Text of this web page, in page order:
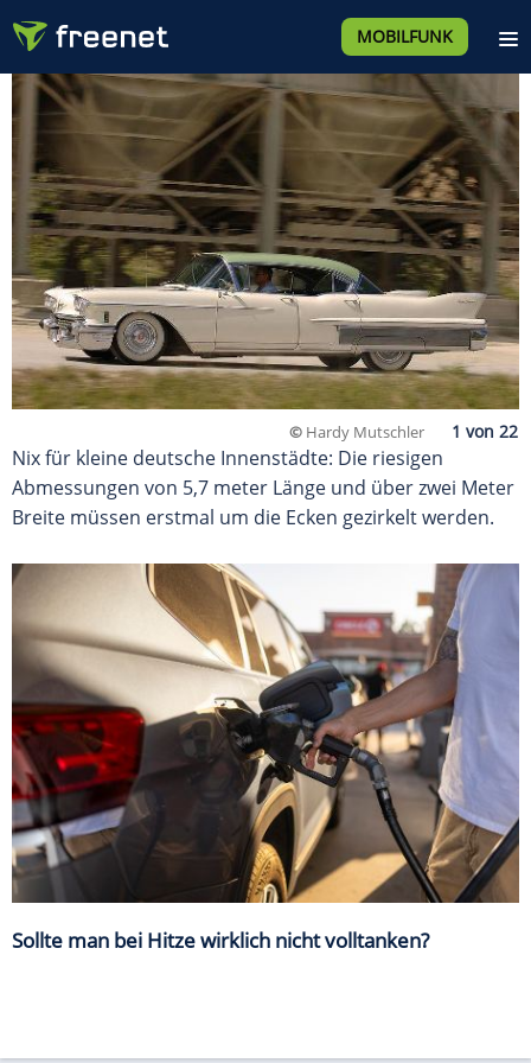
MOBILFUNK
© Hardy Mutschler
Nix für kleine deutsche Innenstädte: Die riesigen
Abmessungen von 5,7 meter Länge und über zwei Meter
Breite müssen erstmal um die Ecken gezirkelt werden.
Sollte man bei Hitze wirklich nicht volltanken?